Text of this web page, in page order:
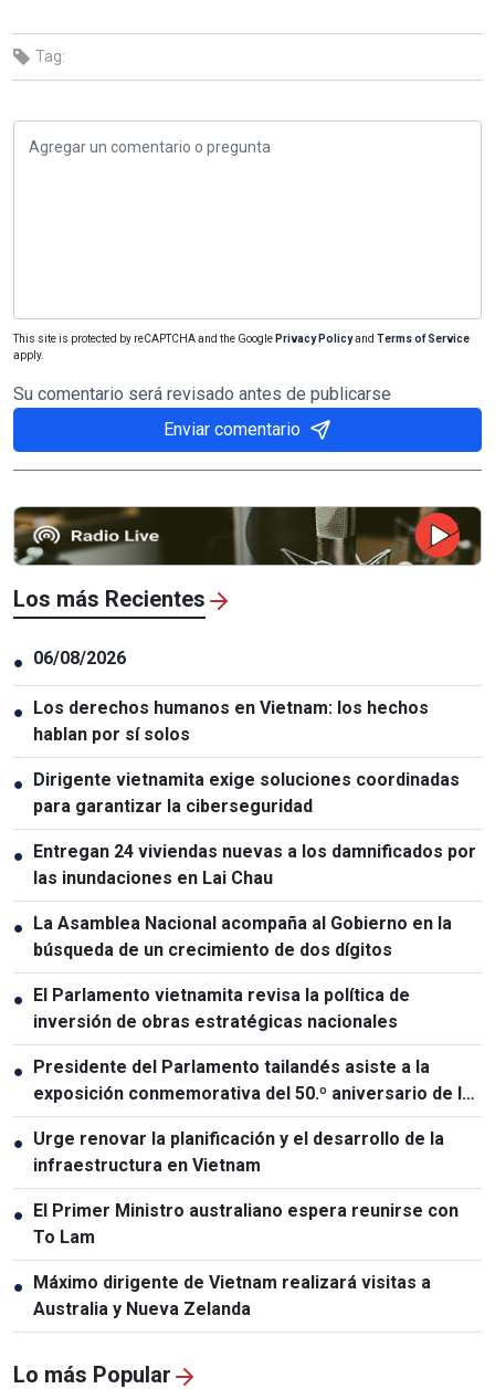
Tag:
This site is protected by reCAPTCHA and the Google Privacy Policyand Terms of Service
apply.
Su comentario será revisado antes de publicarse
Enviar comentario
Los más Recientes
● 06/08/2026
● Los derechos humanos en Vietnam: los hechos
hablan por sí solos
● Dirigente vietnamita exige soluciones coordinadas
para garantizar la ciberseguridad
● Entregan 24 viviendas nuevas a los damnificados por
las inundaciones en Lai Chau
● La Asamblea Nacional acompaña al Gobierno en la
búsqueda de un crecimiento de dos dígitos
● El Parlamento vietnamita revisa la política de
inversión de obras estratégicas nacionales
● Presidente del Parlamento tailandés asiste a la
exposición conmemorativa del 50.º aniversario de las
relaciones Vietnam-Tailandia
● Urge renovar la planificación y el desarrollo de la
infraestructura en Vietnam
● El Primer Ministro australiano espera reunirse con
To Lam
● Máximo dirigente de Vietnam realizará visitas a
Australia y Nueva Zelanda
Lo más Popular